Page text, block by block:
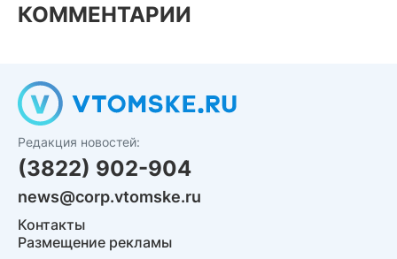
КОММЕНТАРИИ
Редакция новостей:
(3822) 902-904
news@corp.vtomske.ru
Контакты
Размещение рекламы